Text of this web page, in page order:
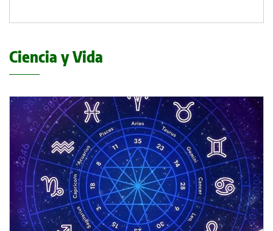
Ciencia y Vida